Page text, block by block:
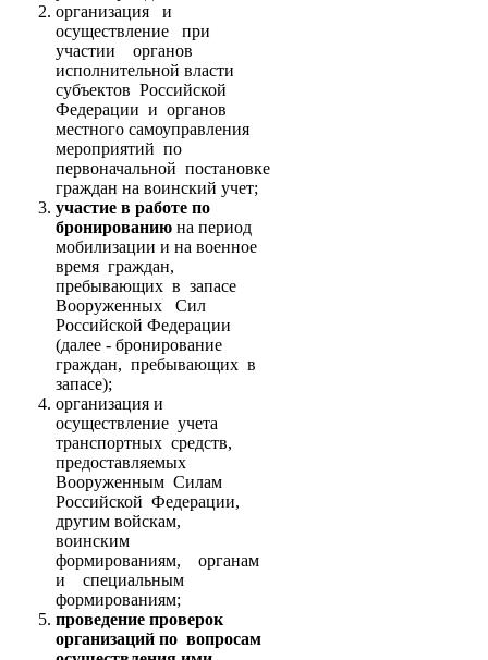
организация и
осуществление при
участии органов
исполнительной власти
субъектов Российской
Федерации и органов
местного самоуправления
мероприятий по
первоначальной постановке
граждан на воинский учет;
участие в работе по
бронированию на период
мобилизации и на военное
время граждан,
пребывающих в запасе
Вооруженных Сил
Российской Федерации
(далее - бронирование
граждан, пребывающих в
запасе);
организация и
осуществление учета
транспортных средств,
предоставляемых
Вооруженным Силам
Российской Федерации,
другим войскам,
воинским
формированиям, органам
и специальным
формированиям;
проведение проверок
организаций по вопросам